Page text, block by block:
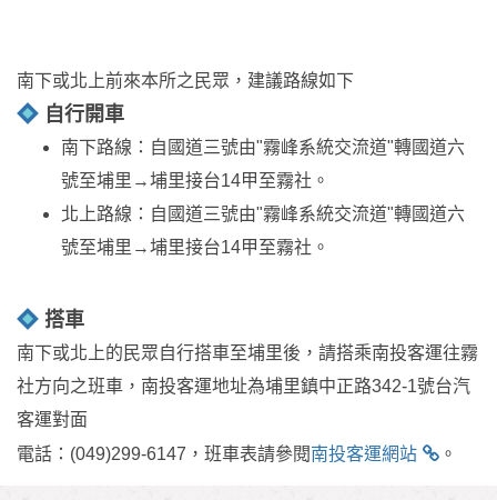
南下或北上前來本所之民眾，建議路線如下
自行開車
南下路線：自國道三號由"霧峰系統交流道"轉國道六
號至埔里→埔里接台14甲至霧社。
北上路線：自國道三號由"霧峰系統交流道"轉國道六
號至埔里→埔里接台14甲至霧社。
搭車
南下或北上的民眾自行搭車至埔里後，請搭乘南投客運往霧
社方向之班車，南投客運地址為埔里鎮中正路342-1號台汽
客運對面
電話：(049)299-6147，班車表請參閱南投客運網站 。